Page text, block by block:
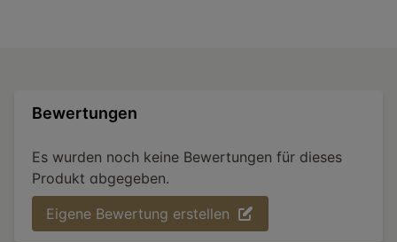
Bewertungen
Es wurden noch keine Bewertungen für dieses
Produkt abgegeben.
Eigene Bewertung erstellen